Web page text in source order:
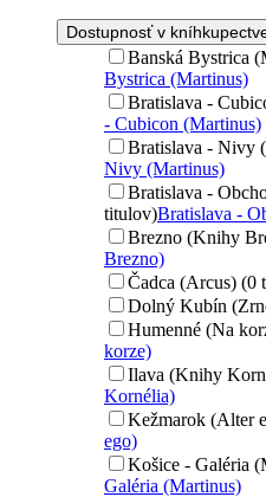
Dostupnosť v
Banská Bystrica
Bystrica (Martinus)
Bratislava -
- Cubicon (Martinus)
Bratislava - Nivy
Nivy (Martinus)
Bratislava -
titulov)Bratislava -
Brezno (Knihy
Brezno)
Čadca (Arcus) (0
Dolný Kubín
Humenné (Na
korze)
Ilava (Knihy
Kornélia)
Kežmarok (Alter
ego)
Košice - Galéria
Galéria (Martinus)